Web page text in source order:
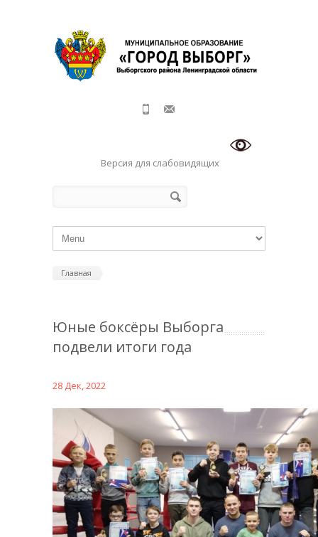
Версия для слабовидящих
Главная
Юные боксёры Выборга
подвели итоги года
28 Дек, 2022